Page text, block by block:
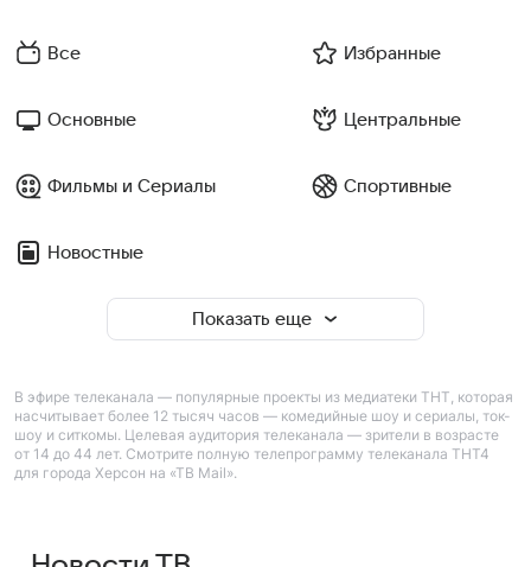
Все Избранные
Основные Центральные
Фильмы и Сериалы Спортивные
Новостные
Показать еще
В эфире телеканала — популярные проекты из медиатеки ТНТ, которая
насчитывает более 12 тысяч часов — комедийные шоу и сериалы, ток-
шоу и ситкомы. Целевая аудитория телеканала — зрители в возрасте
от 14 до 44 лет. Смотрите полную телепрограмму телеканала ТНТ4
для города Херсон на «ТВ Mail».